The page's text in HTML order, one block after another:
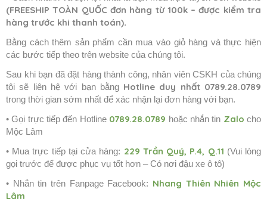
(FREESHIP TOÀN QUỐC đơn hàng từ 100k – được kiểm tra
hàng trước khi thanh toán).
Bằng cách thêm sản phẩm cần mua vào giỏ hàng và thực hiện
các bước tiếp theo trên website của chúng tôi.
Sau khi bạn đã đặt hàng thành công, nhân viên CSKH của chúng
tôi sẽ liên hệ với bạn bằng Hotline duy nhất 0789.28.0789
trong thời gian sớm nhất để xác nhận lại đơn hàng với bạn.
• Gọi trực tiếp đến Hotline 0789.28.0789 hoặc nhắn tin Zalo cho
Mộc Lâm
• Mua trực tiếp tại cửa hàng: 229 Trần Quý, P.4, Q.11 (Vui lòng
gọi trước để được phục vụ tốt hơn – Có nơi đậu xe ô tô)
• Nhắn tin trên Fanpage Facebook: Nhang Thiên Nhiên Mộc
Lâm